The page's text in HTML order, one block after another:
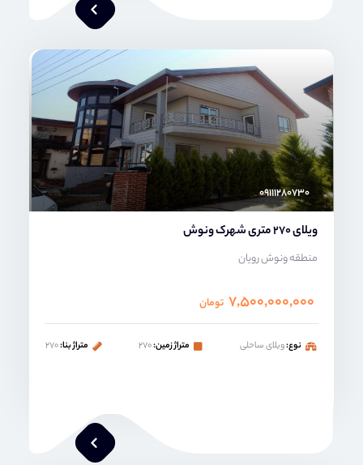
محمد صنعتی
۰۹۱۱۱۲۸۰۷۳۰
ویلای 270 متری شهرک ونوش
منطقه ونوش رویان
۷,۵۰۰,۰۰۰,۰۰۰ تومان
نوع:ویلای ساحلی متراژ زمین:۲۷۰ متراژ بنا:۲۷۰